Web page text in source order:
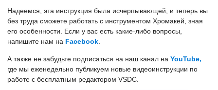
Надеемся, эта инструкция была исчерпывающей, и теперь вы
без труда сможете работать с инструментом Хромакей, зная
его особенности. Если у вас есть какие-либо вопросы,
напишите нам на Facebook.
А также не забудьте подписаться на наш канал на YouTube,
где мы еженедельно публикуем новые видеоинструкции по
работе с бесплатным редактором VSDC.